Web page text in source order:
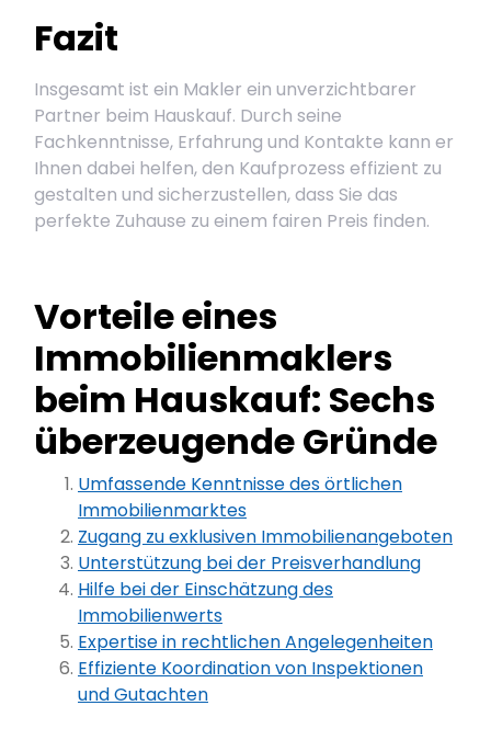
Fazit
Insgesamt ist ein Makler ein unverzichtbarer
Partner beim Hauskauf. Durch seine
Fachkenntnisse, Erfahrung und Kontakte kann er
Ihnen dabei helfen, den Kaufprozess effizient zu
gestalten und sicherzustellen, dass Sie das
perfekte Zuhause zu einem fairen Preis finden.
Vorteile eines
Immobilienmaklers
beim Hauskauf: Sechs
überzeugende Gründe
Umfassende Kenntnisse des örtlichen
Immobilienmarktes
Zugang zu exklusiven Immobilienangeboten
Unterstützung bei der Preisverhandlung
Hilfe bei der Einschätzung des
Immobilienwerts
Expertise in rechtlichen Angelegenheiten
Effiziente Koordination von Inspektionen
und Gutachten